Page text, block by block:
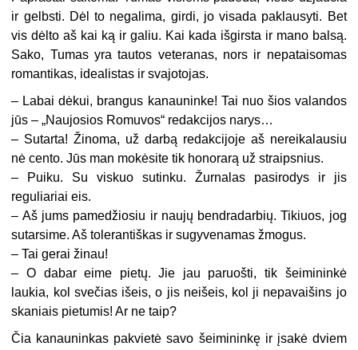
ir gelbsti. Dėl to negalima, girdi, jo visada paklausyti. Bet
vis dėlto aš kai ką ir galiu. Kai kada išgirsta ir mano balsą.
Sako, Tumas yra tautos veteranas, nors ir nepataisomas
romantikas, idealistas ir svajotojas.
– Labai dėkui, brangus kanauninke! Tai nuo šios valandos
jūs – „Naujosios Romuvos“ redakcijos narys…
– Sutarta! Žinoma, už darbą redakcijoje aš nereikalausiu
nė cento. Jūs man mokėsite tik honorarą už straipsnius.
– Puiku. Su viskuo sutinku. Žurnalas pasirodys ir jis
reguliariai eis.
– Aš jums pamedžiosiu ir naujų bendradarbių. Tikiuos, jog
sutarsime. Aš tolerantiškas ir sugyvenamas žmogus.
– Tai gerai žinau!
– O dabar eime pietų. Jie jau paruošti, tik šeimininkė
laukia, kol svečias išeis, o jis neišeis, kol ji nepavaišins jo
skaniais pietumis! Ar ne taip?
Čia kanauninkas pakvietė savo šeimininkę ir įsakė dviem